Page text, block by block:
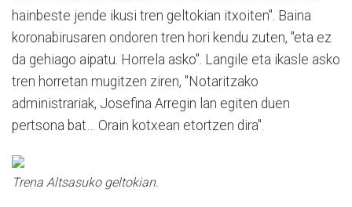
hainbeste jende ikusi tren geltokian itxoiten". Baina
koronabirusaren ondoren tren hori kendu zuten, "eta ez
da gehiago aipatu. Horrela asko". Langile eta ikasle asko
tren horretan mugitzen ziren, "Notaritzako
administrariak, Josefina Arregin lan egiten duen
pertsona bat… Orain kotxean etortzen dira".
Trena Altsasuko geltokian.